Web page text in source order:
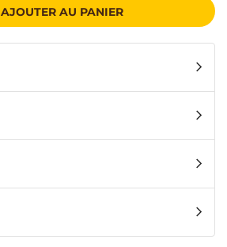
AJOUTER AU PANIER